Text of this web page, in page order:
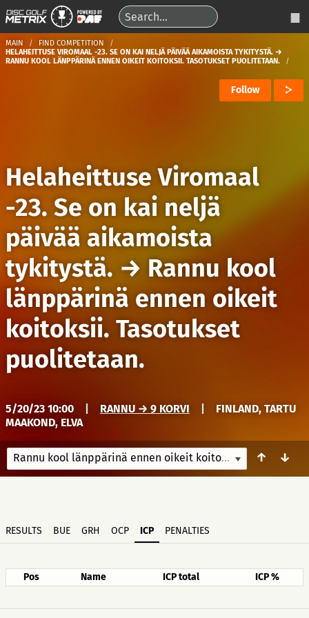
MAIN
FIND COMPETITION
HELAHEITTUSE VIROMAAL -23. SE ON KAI NELJÄ PÄIVÄÄ AIKAMOISTA TYKITYSTÄ. →
RANNU KOOL LÄNPPÄRINÄ ENNEN OIKEIT KOITOKSII. TASOTUKSET PUOLITETAAN.
Follow
Helaheittuse Viromaal
-23. Se on kai neljä
päivää aikamoista
tykitystä. → Rannu kool
länppärinä ennen oikeit
koitoksii. Tasotukset
puolitetaan.
5/20/23 10:00 RANNU → 9 KORVI
FINLAND, TARTU
MAAKOND, ELVA
Rannu kool länppärinä ennen oikeit koitoksii. Tasotukset puolitetaan. ↑ ↓
RESULTS BUE GRH OCP ICP PENALTIES
Pos Name ICP total ICP %